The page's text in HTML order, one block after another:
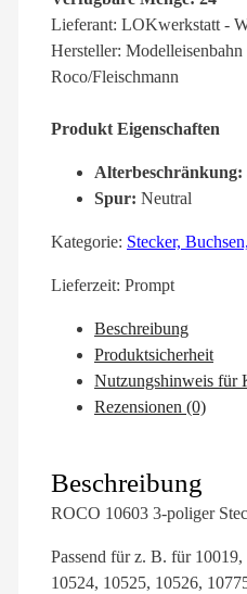
Lieferant: LOKwerkstatt -
Hersteller:
Roco/Fleischmann
Produkt Eigenschaften
Alterbeschränkung:
Spur: Neutral
Kategorie: Stecker,
Lieferzeit: Prompt
Beschreibung
Produktsicherheit
Nutzungshinweis für
Rezensionen (0)
Beschreibung
ROCO 10603 3-poliger
Passend für z. B. für
10524, 10525, 10526,